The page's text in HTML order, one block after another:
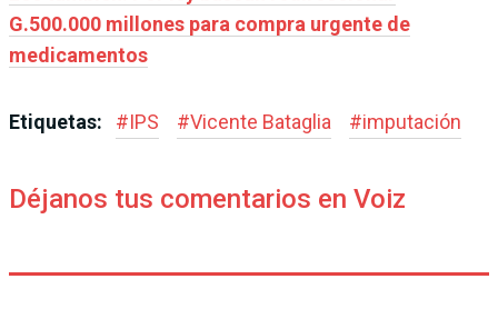
G.500.000 millones para compra urgente de
medicamentos
Etiquetas: #IPS #Vicente Bataglia #imputación
Déjanos tus comentarios en Voiz